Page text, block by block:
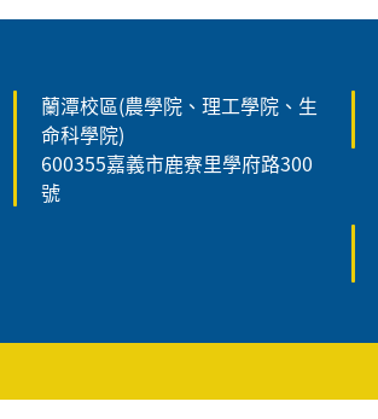
蘭潭校區(農學院、理工學院、生
命科學院)
600355嘉義市鹿寮里學府路300
號